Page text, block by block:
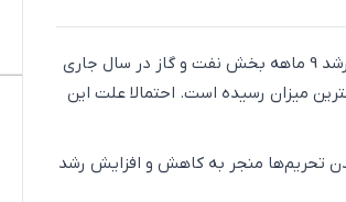
به گزارش اکوایران، آمارها حاکی از آن است که با وجود اینکه رشد 9 ماهه بخش نفت و گاز در سال جاری
در مقایسه با سال‌های 1400 ، 1401 و 1402 به کمترین میزان رسیده است. احتمالا علت این
تحریم‌ها منجر به کاهش و افزایش رشد